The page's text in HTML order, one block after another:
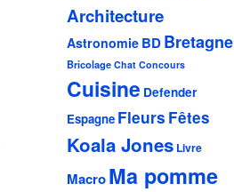
Architecture
Astronomie BDBretagne
Bricolage Chat Concours
Cuisine Defender
Espagne Fleurs Fêtes
Koala Jones Livre
MacroMa pomme